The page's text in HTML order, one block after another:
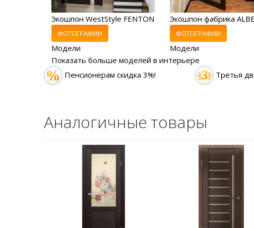
Экошпон WestStyle FENTON
ФОТОГРАФИИ
Модели
Экошпон фабрика
ФОТОГРАФИИ
Модели
Показать больше моделей в интерьере
Пенсионерам скидка 3%! Третья
Аналогичные товары